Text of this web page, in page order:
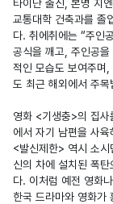
타이난 출신, 본명 지
교통대학 건축과를 졸
다. 취에취에는 “주인
공식을 깨고, 주인공
적인 모습도 보여주며
도 최근 해외에서 주
영화 <기생충>의 집
에서 자기 남편을 사
<발신제한> 역시 소
신의 차에 설치된 폭
다. 이처럼 예전 영화
한국 드라마와 영화가